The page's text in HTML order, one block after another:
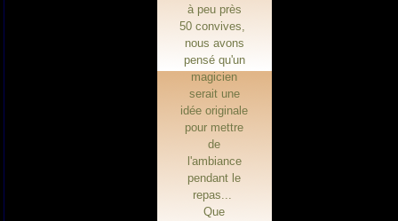
à peu près
50 convives,
nous avons
pensé qu'un
magicien
serait une
idée originale
pour mettre
de
l'ambiance
pendant le
repas...
Que